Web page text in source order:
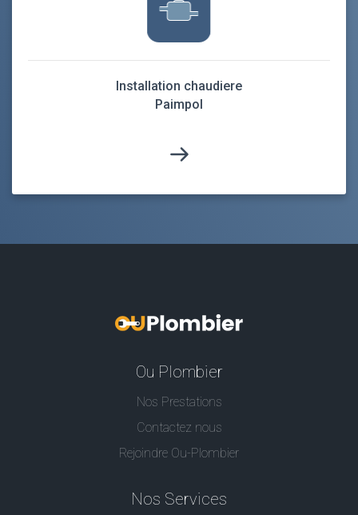
Installation chaudiere
Paimpol
Ou Plombier
Nos Prestations
Contactez nous
Rejoindre Ou-Plombier
Nos Services